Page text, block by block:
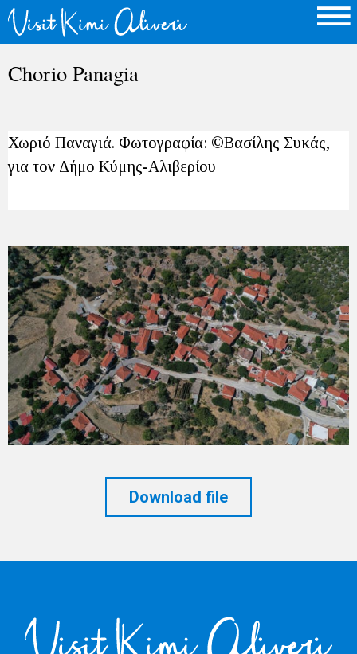
Chorio Panagia
Χωριό Παναγιά. Φωτογραφία: ©Βασίλης Συκάς,
για τον Δήμο Κύμης-Αλιβερίου
Download file